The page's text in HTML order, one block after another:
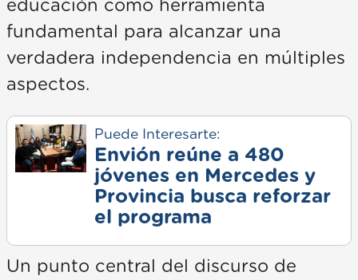
educación como herramienta
fundamental para alcanzar una
verdadera independencia en múltiples
aspectos.
Puede Interesarte:
Envión reúne a 480
jóvenes en Mercedes y
Provincia busca reforzar
el programa
Un punto central del discurso de